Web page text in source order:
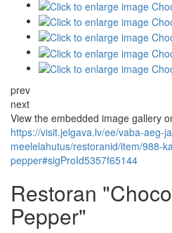
prev
next
View the embedded image gallery
https://visit.jelgava.lv/ee/vaba-aeg-
meelelahutus/restoranid/item/988-
pepper#sigProId5357f65144
Restoran
Pepper"